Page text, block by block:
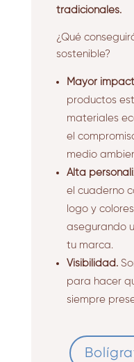
tradicionales.
¿Qué
sostenible?
Mayor
productos
materiales
el
medio
Alta
el cuaderno
logo y
asegurando
tu marca.
Visibilidad.
para hacer
siempre